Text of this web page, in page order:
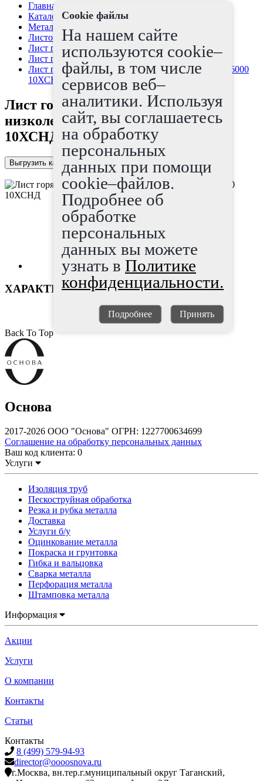
Главная страница
Каталог
Металлопрокат
Листовой прокат
Лист г/к
Лист г/к низколегированный
Лист горячекатаный низколегированный 5х1500х6000
10ХСНД
Лист горячекатаный
низколегированный 5х1500х6000
10ХСНД
Выгрузить каталог в Excel
ХАРАКТЕРИСТИКИ
Back To Top
Основа
2017-2026 ООО "Основа" ОГРН: 1227700634699
Соглашение на обработку персональных данных
Ваш код клиента: 0
Услуги
Изоляция труб
Пескоструйная обработка
Резка и рубка металла
Доставка
Услуги б/у
Оцинкование металла
Покраска и грунтовка
Гибка и вальцовка
Сварка металла
Перфорация металла
Штамповка металла
Информация
Акции
Услуги
О компании
Контакты
Статьи
Контакты
8 (499) 579-94-93
director@oooosnova.ru
г.Москва, вн.тер.г.муниципальный округ Таганский,
Cookie файлы
На нашем сайте
используются cookie–
файлы, в том числе
сервисов веб–
аналитики. Используя
сайт, вы соглашаетесь
на обработку
персональных
данных при помощи
cookie–файлов.
Подробнее об
обработке
персональных
данных вы можете
узнать в Политике
конфиденциальности.
Подробнее Принять